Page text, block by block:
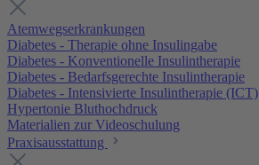
Atemwegserkrankungen
Diabetes - Therapie ohne Insulingabe
Diabetes - Konventionelle Insulintherapie
Diabetes - Bedarfsgerechte Insulintherapie
Diabetes - Intensivierte Insulintherapie (ICT)
Hypertonie Bluthochdruck
Materialien zur Videoschulung
Praxisausstattung